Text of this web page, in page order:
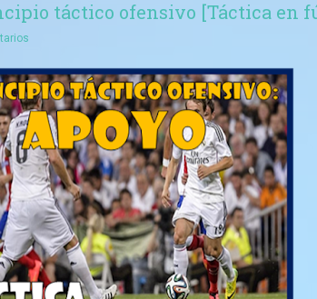
táctico ofensivo [Táctica en